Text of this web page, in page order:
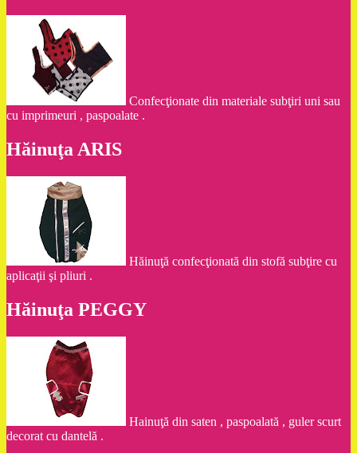
Confecţionate din materiale subţiri uni sau
cu imprimeuri , paspoalate .
Hăinuţa ARIS
Hăinuţă confecţionată din stofă subţire cu
aplicaţii şi pliuri .
Hăinuţa PEGGY
Hainuţă din saten , paspoalată , guler scurt
decorat cu dantelă .